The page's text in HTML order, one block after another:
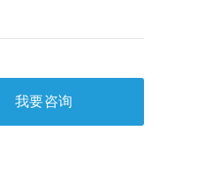
我要咨询